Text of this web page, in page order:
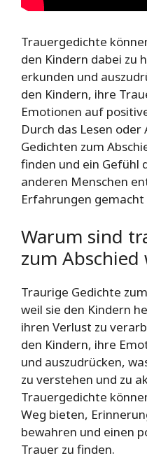
Trauergedichte
den Kindern dabei zu
erkunden und
den Kindern, ihre
Emotionen auf
Durch das Lesen
Gedichten zum
finden und ein Gefühl
anderen Menschen
Erfahrungen gemacht
Warum sind
zum Abschied
Traurige Gedichte
weil sie den Kindern
ihren Verlust zu
den Kindern, ihre
und auszudrücken,
zu verstehen und zu
Trauergedichte
Weg bieten,
bewahren und einen
Trauer zu finden.